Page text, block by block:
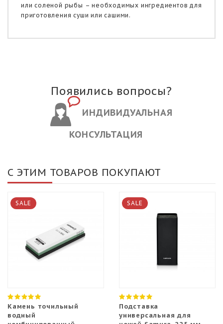
или соленой рыбы – необходимых ингредиентов для
приготовления суши или сашими.
Появились вопросы?
ИНДИВИДУАЛЬНАЯ
КОНСУЛЬТАЦИЯ
С ЭТИМ ТОВАРОВ ПОКУПАЮТ
SALE
Камень точильный
водный
SALE
Подставка
универсальная для